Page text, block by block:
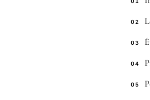
02
03
04
05